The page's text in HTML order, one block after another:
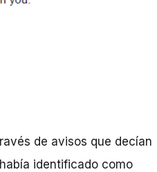
de avisos que decían
identificado como